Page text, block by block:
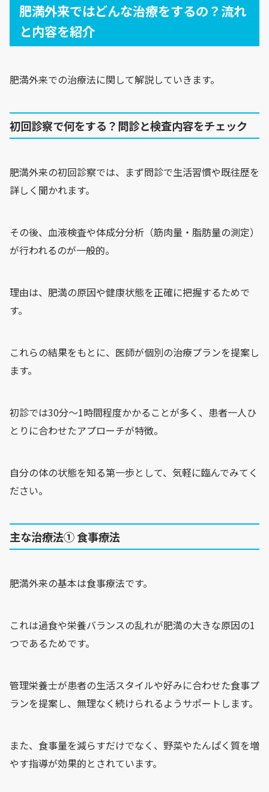
肥満外来ではどんな治療をするの？流れ
と内容を紹介
肥満外来での治療法に関して解説していきます。
初回診察で何をする？問診と検査内容をチェック
肥満外来の初回診察では、まず問診で生活習慣や既往歴を
詳しく聞かれます。
その後、血液検査や体成分分析（筋肉量・脂肪量の測定）
が行われるのが一般的。
理由は、肥満の原因や健康状態を正確に把握するためで
す。
これらの結果をもとに、医師が個別の治療プランを提案し
ます。
初診では30分～1時間程度かかることが多く、患者一人ひ
とりに合わせたアプローチが特徴。
自分の体の状態を知る第一歩として、気軽に臨んでみてく
ださい。
主な治療法① 食事療法
肥満外来の基本は食事療法です。
これは過食や栄養バランスの乱れが肥満の大きな原因の1
つであるためです。
管理栄養士が患者の生活スタイルや好みに合わせた食事プ
ランを提案し、無理なく続けられるようサポートします。
また、食事量を減らすだけでなく、野菜やたんぱく質を増
やす指導が効果的とされています。